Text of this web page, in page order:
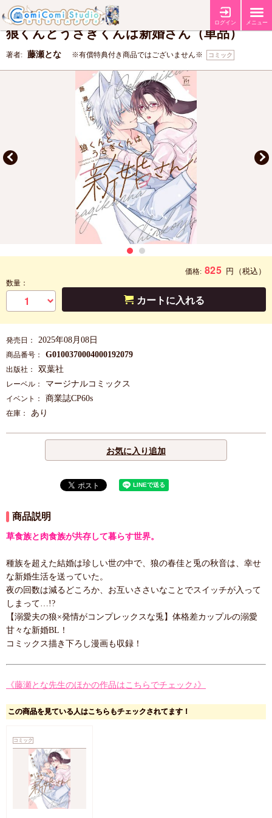
ログイン メニュー
特典 【コミコミ特典漫画ペーパー】
狼くんとうさぎくんは新婚さん（単品）
著者: 藤瀬とな ※有償特典付き商品ではございません※ コミック
価格: 825 円 （税込）
数量：
カートに入れる
発売日： 2025年08月08日
商品番号： G0100370004000192079
出版社： 双葉社
レーベル： マージナルコミックス
イベント： 商業誌CP60s
在庫： あり
お気に入り追加
商品説明
草食族と肉食族が共存して暮らす世界。
種族を超えた結婚は珍しい世の中で、狼の春佳と兎の秋音は、幸せ
な新婚生活を送っていた。
夜の回数は減るどころか、お互いささいなことでスイッチが入って
しまって…!?
【溺愛夫の狼×発情がコンプレックスな兎】体格差カップルの溺愛
甘々な新婚BL！
コミックス描き下ろし漫画も収録！
《藤瀬とな先生のほかの作品はこちらでチェック♪》
この商品を見ている人はこちらもチェックされてます！
コミック